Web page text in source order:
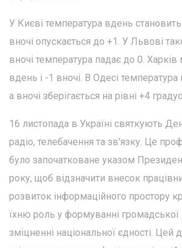
У Києві температура вдень становить
вночі опускається до +1. У Львові
вночі температура падає до 0. Харків
вдень і -1 вночі. В Одесі
а вночі зберігається на рівні +4
16 листопада в Україні святкують
радіо, телебачення та зв'язку. Це
було започатковане указом
року, щоб відзначити внесок
розвиток інформаційного простору
їхню роль у формуванні
зміцненні національної єдності. Цей